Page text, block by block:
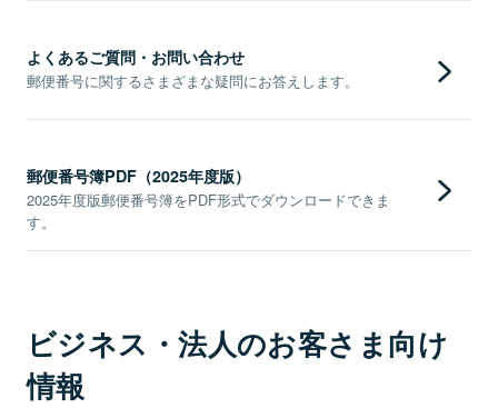
よくあるご質問・お問い合わせ
郵便番号に関するさまざまな疑問にお答えします。
郵便番号簿PDF（2025年度版）
2025年度版郵便番号簿をPDF形式でダウンロードできま
す。
ビジネス・法人のお客さま向け
情報